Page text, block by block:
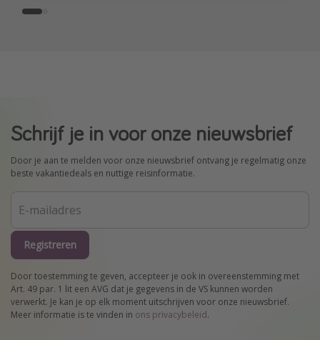
Schrijf je in voor onze nieuwsbrief
Door je aan te melden voor onze nieuwsbrief ontvang je regelmatig onze
beste vakantiedeals en nuttige reisinformatie.
Registreren
Door toestemming te geven, accepteer je ook in overeenstemming met
Art. 49 par. 1 lit een AVG dat je gegevens in de VS kunnen worden
verwerkt. Je kan je op elk moment uitschrijven voor onze nieuwsbrief.
Meer informatie is te vinden in ons privacybeleid.